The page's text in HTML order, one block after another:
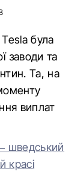
Tesla була
заводи та
Та, на
виплат
шведський
красі